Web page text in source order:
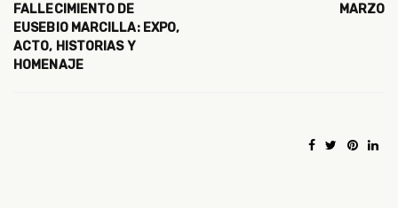
FALLECIMIENTO DE
EUSEBIO MARCILLA: EXPO,
ACTO, HISTORIAS Y
HOMENAJE
MARZO